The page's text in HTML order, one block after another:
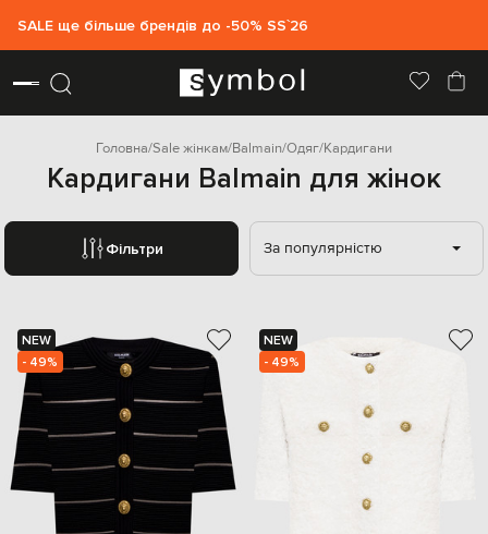
SALE ще більше брендів до -50% SS`26
Головна Sale жінкам Balmain Одяг Кардигани
Кардигани Balmain для жінок
Фільтри За популярністю
NEW
- 49%
NEW
- 49%